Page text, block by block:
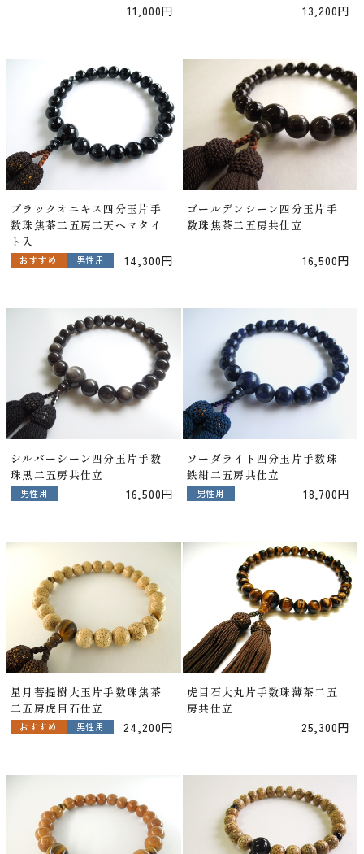
11,000円 13,200円
ブラックオニキス四分玉片手
数珠焦茶二五房二天ヘマタイ
ト入
14,300円
おすすめ 男性用
ゴールデンシーン四分玉片手
数珠焦茶二五房共仕立
16,500円
シルバーシーン四分玉片手数
珠黒二五房共仕立
16,500円
男性用
ソーダライト四分玉片手数珠
鉄紺二五房共仕立
18,700円
男性用
星月菩提樹大玉片手数珠焦茶
二五房虎目石仕立
24,200円
おすすめ 男性用
虎目石大丸片手数珠薄茶二五
房共仕立
25,300円